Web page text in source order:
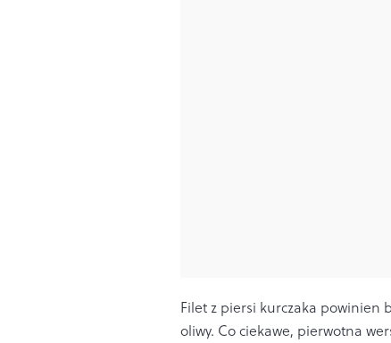
Filet z piersi kurczaka powinien
oliwy. Co ciekawe, pierwotna